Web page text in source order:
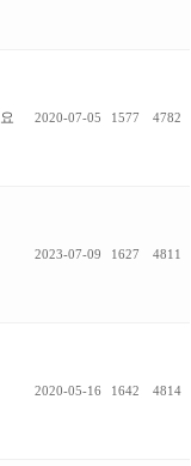
2020-07-05 1577 4782
2023-07-09 1627 4811
2020-05-16 1642 4814